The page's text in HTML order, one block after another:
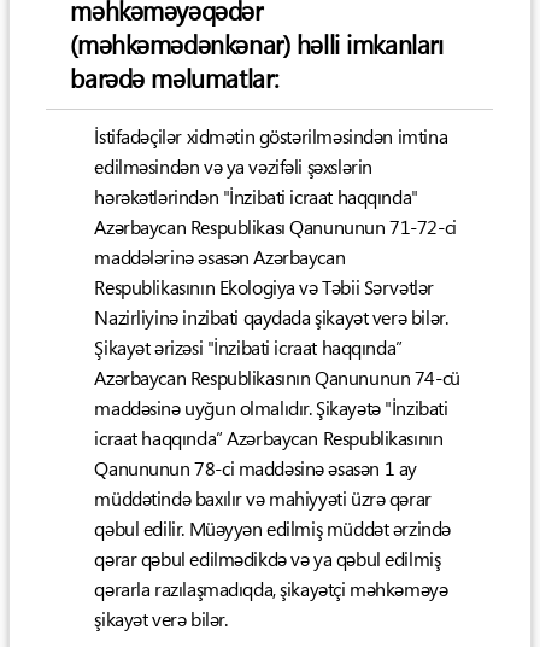
məhkəməyəqədər
(məhkəmədənkənar) həlli imkanları
barədə məlumatlar:
İstifadəçilər xidmətin göstərilməsindən imtina
edilməsindən və ya vəzifəli şəxslərin
hərəkətlərindən "İnzibati icraat haqqında"
Azərbaycan Respublikası Qanununun 71-72-ci
maddələrinə əsasən Azərbaycan
Respublikasının Ekologiya və Təbii Sərvətlər
Nazirliyinə inzibati qaydada şikayət verə bilər.
Şikayət ərizəsi "İnzibati icraat haqqında”
Azərbaycan Respublikasının Qanununun 74-cü
maddəsinə uyğun olmalıdır. Şikayətə "İnzibati
icraat haqqında” Azərbaycan Respublikasının
Qanununun 78-ci maddəsinə əsasən 1 ay
müddətində baxılır və mahiyyəti üzrə qərar
qəbul edilir. Müəyyən edilmiş müddət ərzində
qərar qəbul edilmədikdə və ya qəbul edilmiş
qərarla razılaşmadıqda, şikayətçi məhkəməyə
şikayət verə bilər.